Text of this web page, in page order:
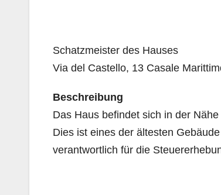
Schatzmeister des Hauses
Via del Castello, 13 Casale
Beschreibung
Das Haus befindet sich in der
Dies ist eines der ältesten
verantwortlich für die